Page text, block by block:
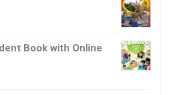
Book with Online